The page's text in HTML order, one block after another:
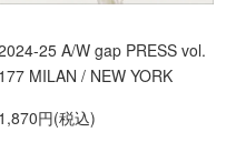
25 A/W gap PRESS vol.
177 MILAN / NEW YORK
1,870円(税込)